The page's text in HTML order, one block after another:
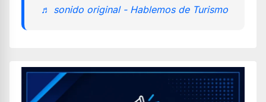
♬ sonido original - Hablemos de Turismo